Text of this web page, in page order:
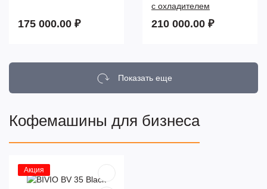
175 000.00 ₽
с охладителем
210 000.00 ₽
Показать еще
Кофемашины для бизнеса
Акция